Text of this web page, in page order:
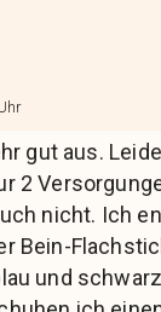
gut aus.
2
nicht. Ich
Bein-
und